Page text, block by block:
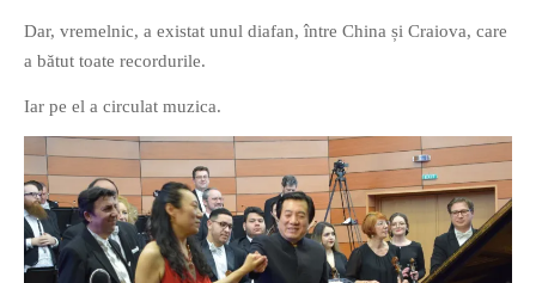
Dar, vremelnic, a existat unul diafan, între China și Craiova, care
a bătut toate recordurile.
Iar pe el a circulat muzica.